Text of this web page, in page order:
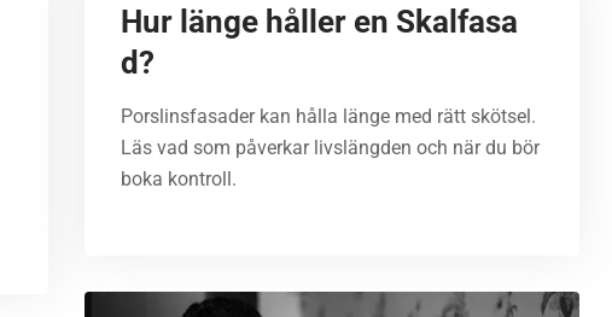
Hur länge håller en Skalfasa
d?
Porslinsfasader kan hålla länge med rätt skötsel.
Läs vad som påverkar livslängden och när du bör
boka kontroll.